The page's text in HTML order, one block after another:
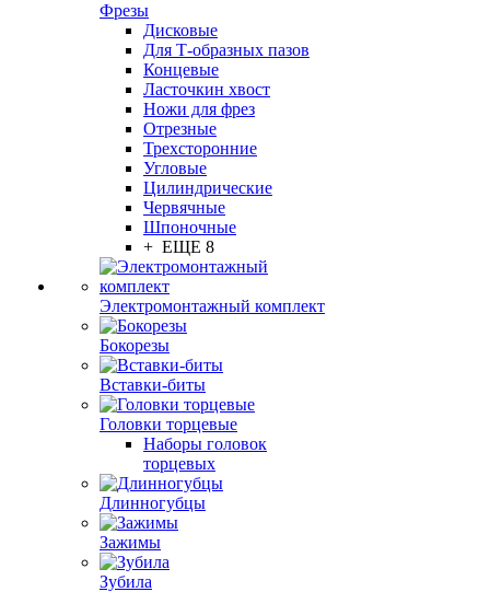
Фрезы
Дисковые
Для Т-образных пазов
Концевые
Ласточкин хвост
Ножи для фрез
Отрезные
Трехсторонние
Угловые
Цилиндрические
Червячные
Шпоночные
+ ЕЩЕ 8
Электромонтажный комплект
Бокорезы
Вставки-биты
Головки торцевые
Наборы головок
торцевых
Длинногубцы
Зажимы
Зубила